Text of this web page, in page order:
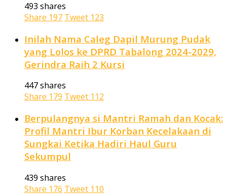
493 shares
Share 197 Tweet 123
Inilah Nama Caleg Dapil Murung Pudak
yang Lolos ke DPRD Tabalong 2024-2029,
Gerindra Raih 2 Kursi
447 shares
Share 179 Tweet 112
Berpulangnya si Mantri Ramah dan Kocak:
Profil Mantri Ibur Korban Kecelakaan di
Sungkai Ketika Hadiri Haul Guru
Sekumpul
439 shares
Share 176 Tweet 110